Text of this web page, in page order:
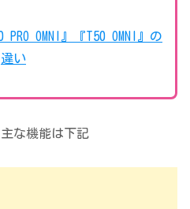
PRO OMNI』『T50 OMNI』の
違い
な機能は下記